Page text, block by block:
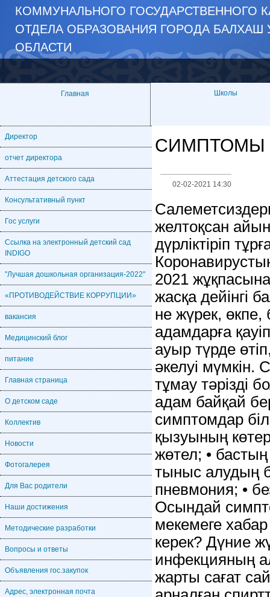
КОММУНАЛЬНОГО ГОСУДАРСТВЕННОГО
ОТДЕЛА ОБРАЗОВАНИЯ ГОРОДА БАЛХАШ
ОБЛАСТИ
Главная Школы
Директор
отчет директора
Аттестация детского сада
Консультативный пункт
Гос услуги
Ссылка на электронный детский сад
INDIGO
"Лучшая дошкольная организация-2022"
«ПРОТИВОДЕЙСТВИЕ КОРРУПЦИИ»
вакансия
Медицинский блог
питание
Главная страница
О детском саде
Коллектив
Новости
Фотогалерея
Для Вас родители
Наши достижения
Методические разработки
Вопросы и ответы
Объявления гос.закупок
Адрес, электронная почта
СИМПТОМЫ
02-02-2021 14:30
желтоқсан
дүрліктіріп
2021
жасқа дейінгі
не жүрек,
адамдарға
ауыр түрде
әкелуі мүмкін.
тұмау тәрізді
адам байқай
симптомдар
қызуының
жөтел; •
тыныс алудың
пневмония; •
Осындай
мекемеге хабар
керек? Дүние
инфекцияның
жарты сағат